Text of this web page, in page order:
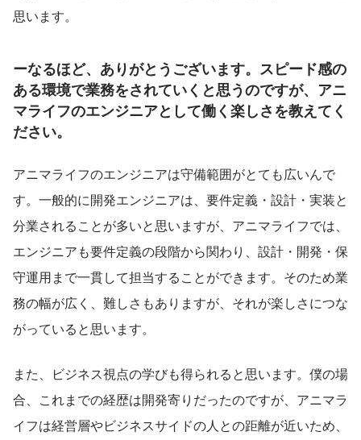
思います。
ーなるほど、ありがとうございます。スピード感の
ある環境で業務をされていくと思うのですが、アニ
マライフのエンジニアとして働く楽しさを教えてく
ださい。
アニマライフのエンジニアは守備範囲がとても広いんで
す。一般的に開発エンジニアは、要件定義・設計・実装と
分業されることが多いと思いますが、アニマライフでは、
エンジニアも要件定義の段階から関わり、設計・開発・保
守運用まで一貫して担当することができます。そのため業
務の幅が広く、難しさもありますが、それが楽しさにつな
がっていると思います。
また、ビジネス視点の学びも得られると思います。僕の場
合、これまでの経歴は開発寄りだったのですが、アニマラ
イフは経営層やビジネスサイドの人との距離が近いため、